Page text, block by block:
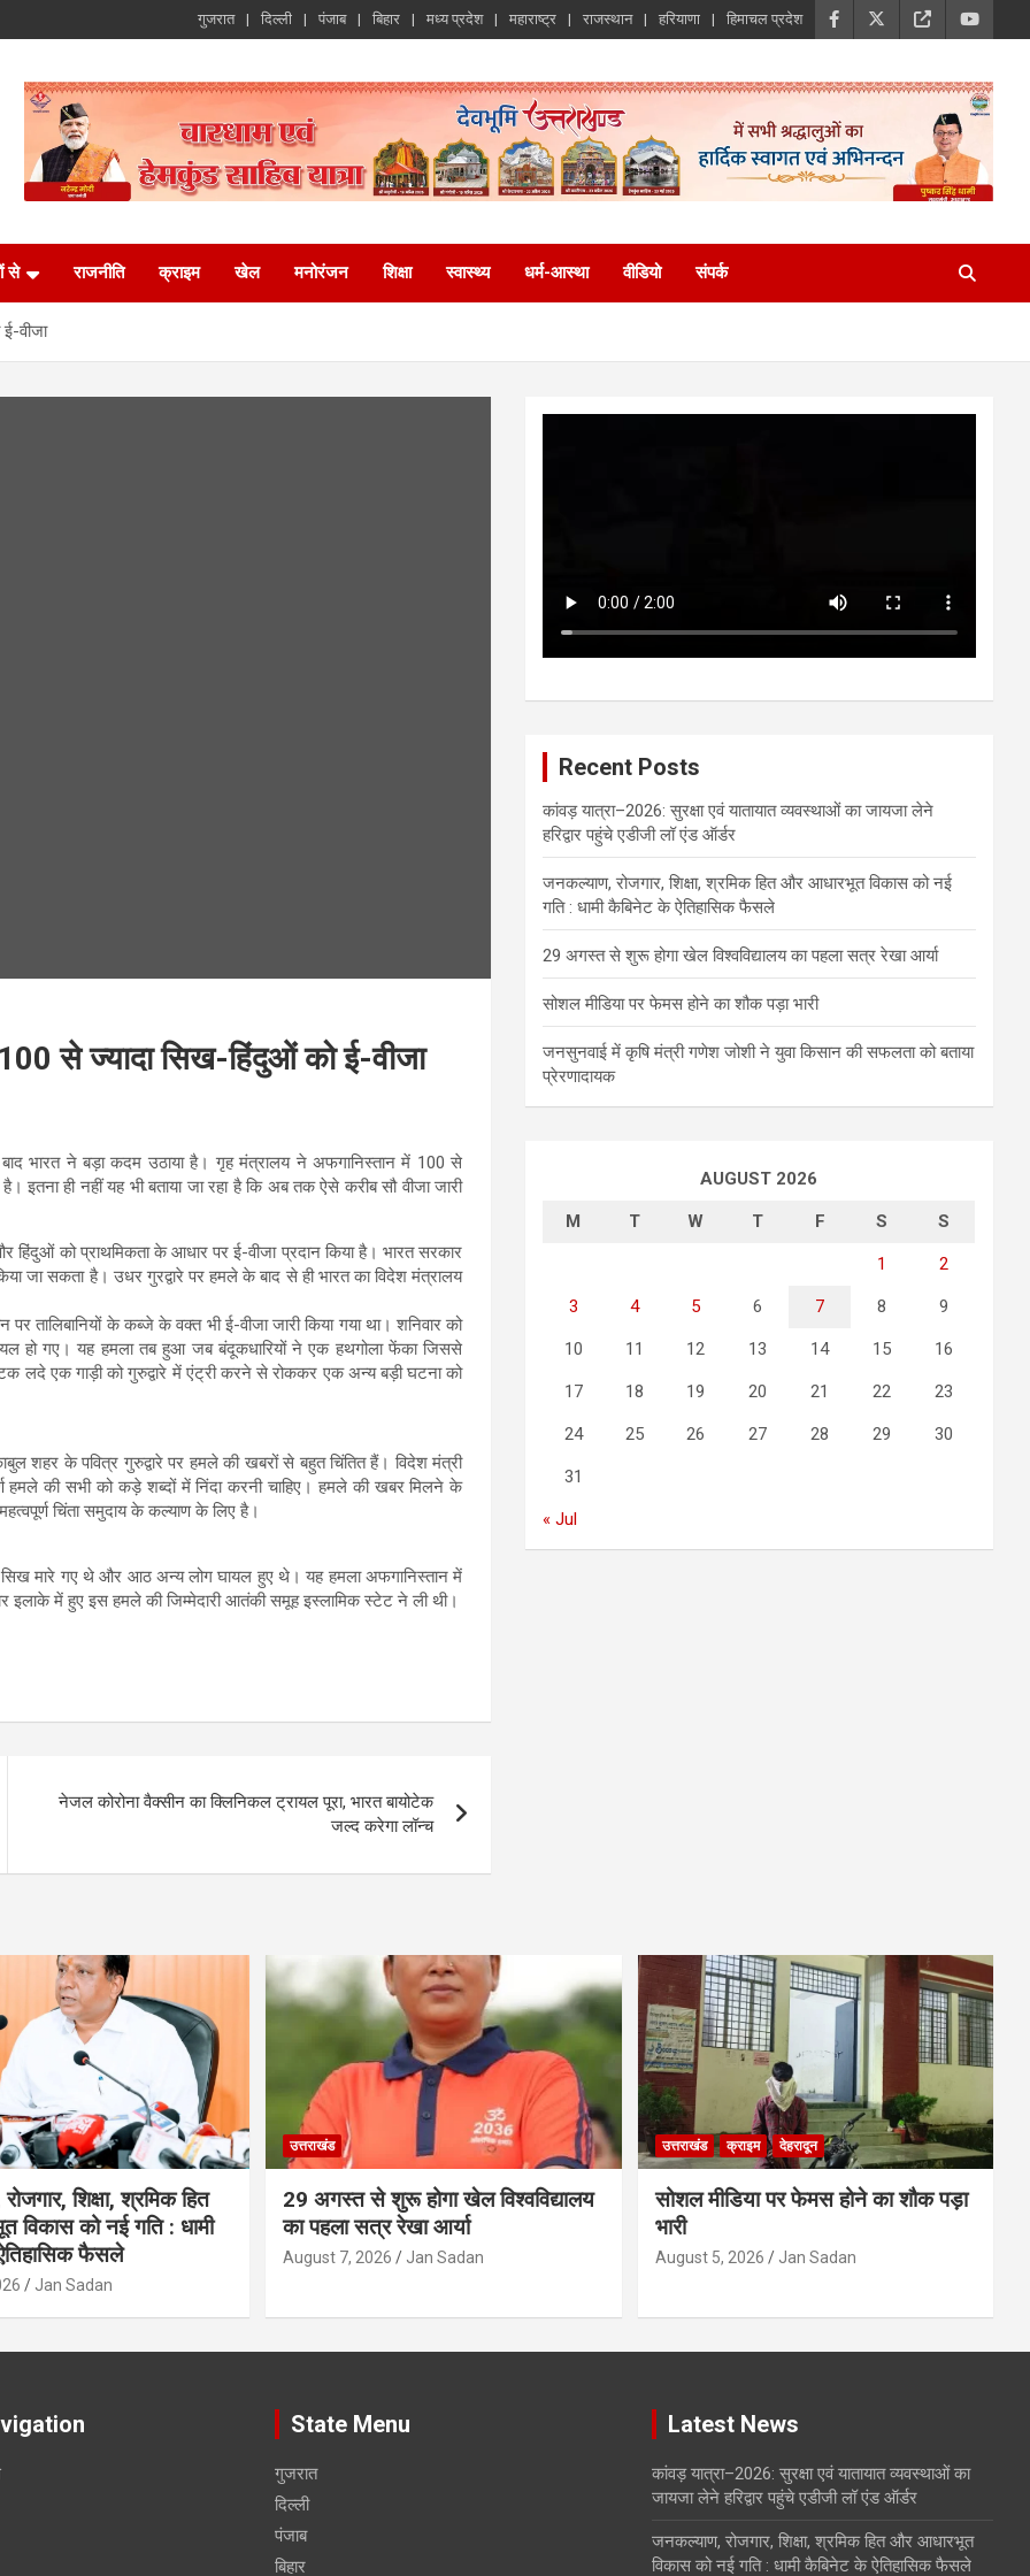
गुजरात दिल्ली पंजाब बिहार मध्य प्रदेश महाराष्ट्र राजस्थान हरियाणा हिमाचल प्रदेश
से राजनीति क्राइम खेल मनोरंजन शिक्षा स्वास्थ्य धर्म-आस्था वीडियो संपर्क
वीजा
से ज्यादा सिख-हिंदुओं को ई-वीजा
भारत ने बड़ा कदम उठाया है। गृह मंत्रालय ने अफगानिस्तान में 100 से
ही नहीं यह भी बताया जा रहा है कि अब तक ऐसे करीब सौ वीजा जारी
को प्राथमिकता के आधार पर ई-वीजा प्रदान किया है। भारत सरकार
जा सकता है। उधर गुरद्वारे पर हमले के बाद से ही भारत का विदेश मंत्रालय
के कब्जे के वक्त भी ई-वीजा जारी किया गया था। शनिवार को
हो गए। यह हमला तब हुआ जब बंदूकधारियों ने एक हथगोला फेंका जिससे
लदे एक गाड़ी को गुरुद्वारे में एंट्री करने से रोककर एक अन्य बड़ी घटना को
शहर के पवित्र गुरुद्वारे पर हमले की खबरों से बहुत चिंतित हैं। विदेश मंत्री
हमले की सभी को कड़े शब्दों में निंदा करनी चाहिए। हमले की खबर मिलने के
चिंता समुदाय के कल्याण के लिए है।
मारे गए थे और आठ अन्य लोग घायल हुए थे। यह हमला अफगानिस्तान में
में हुए इस हमले की जिम्मेदारी आतंकी समूह इस्लामिक स्टेट ने ली थी।
नेजल कोरोना वैक्सीन का क्लिनिकल ट्रायल पूरा, भारत बायोटेक
जल्द करेगा लॉन्च
Recent Posts
कांवड़ यात्रा–2026: सुरक्षा एवं यातायात व्यवस्थाओं का जायजा लेने
हरिद्वार पहुंचे एडीजी लॉ एंड ऑर्डर
जनकल्याण, रोजगार, शिक्षा, श्रमिक हित और आधारभूत विकास को नई
गति : धामी कैबिनेट के ऐतिहासिक फैसले
29 अगस्त से शुरू होगा खेल विश्वविद्यालय का पहला सत्र रेखा आर्या
सोशल मीडिया पर फेमस होने का शौक पड़ा भारी
जनसुनवाई में कृषि मंत्री गणेश जोशी ने युवा किसान की सफलता को बताया
प्रेरणादायक
AUGUST 2026
M T W T F S S
1 2
3 4 5 6 7 8 9
10 11 12 13 14 15 16
17 18 19 20 21 22 23
24 25 26 27 28 29 30
31
« Jul
शिक्षा, श्रमिक हित
विकास को नई गति : धामी
फैसले
Jan Sadan
उत्तराखंड
29 अगस्त से शुरू होगा खेल विश्वविद्यालय
का पहला सत्र रेखा आर्या
August 7, 2026 Jan Sadan
उत्तराखंड क्राइम देहरादून
सोशल मीडिया पर फेमस होने का शौक पड़ा
भारी
August 5, 2026 Jan Sadan
State Menu
गुजरात
दिल्ली
पंजाब
बिहार
Latest News
कांवड़ यात्रा–2026: सुरक्षा एवं यातायात व्यवस्थाओं का
जायजा लेने हरिद्वार पहुंचे एडीजी लॉ एंड ऑर्डर
जनकल्याण, रोजगार, शिक्षा, श्रमिक हित और आधारभूत
विकास को नई गति : धामी कैबिनेट के ऐतिहासिक फैसले